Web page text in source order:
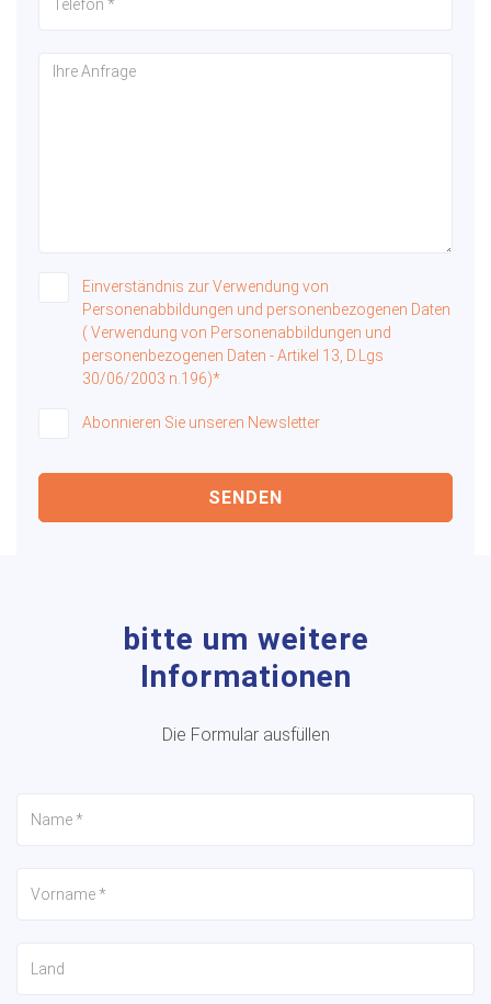
Einverständnis zur Verwendung von
Personenabbildungen und personenbezogenen Daten
( Verwendung von Personenabbildungen und
personenbezogenen Daten - Artikel 13, D.Lgs
30/06/2003 n.196)*
Abonnieren Sie unseren Newsletter
SENDEN
bitte um weitere
Informationen
Die Formular ausfüllen